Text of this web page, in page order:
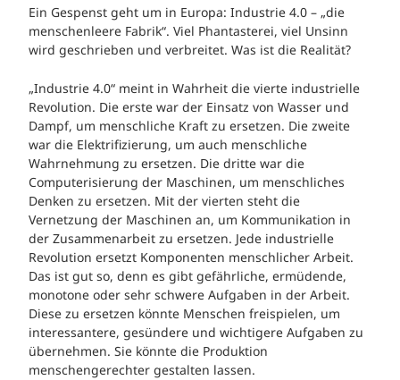
Ein Gespenst geht um in Europa: Industrie 4.0 – „die
menschenleere Fabrik“. Viel Phantasterei, viel Unsinn
wird geschrieben und verbreitet. Was ist die Realität?
„Industrie 4.0“ meint in Wahrheit die vierte industrielle
Revolution. Die erste war der Einsatz von Wasser und
Dampf, um menschliche Kraft zu ersetzen. Die zweite
war die Elektrifizierung, um auch menschliche
Wahrnehmung zu ersetzen. Die dritte war die
Computerisierung der Maschinen, um menschliches
Denken zu ersetzen. Mit der vierten steht die
Vernetzung der Maschinen an, um Kommunikation in
der Zusammenarbeit zu ersetzen. Jede industrielle
Revolution ersetzt Komponenten menschlicher Arbeit.
Das ist gut so, denn es gibt gefährliche, ermüdende,
monotone oder sehr schwere Aufgaben in der Arbeit.
Diese zu ersetzen könnte Menschen freispielen, um
interessantere, gesündere und wichtigere Aufgaben zu
übernehmen. Sie könnte die Produktion
menschengerechter gestalten lassen.